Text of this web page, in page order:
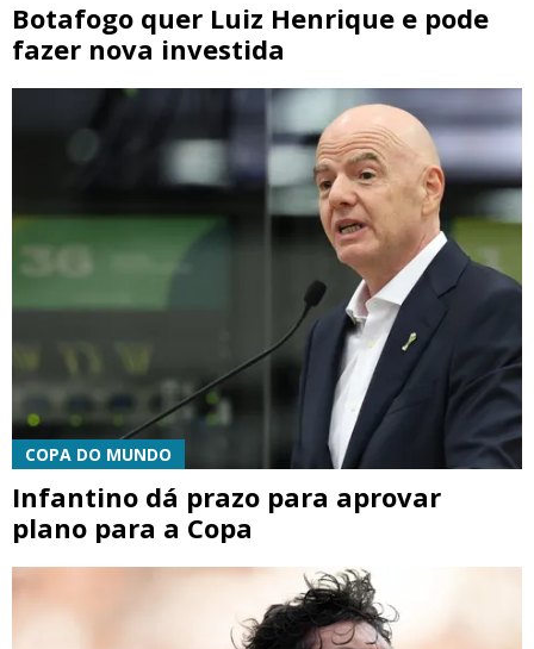
Botafogo quer Luiz Henrique e pode
fazer nova investida
COPA DO MUNDO
Infantino dá prazo para aprovar
plano para a Copa